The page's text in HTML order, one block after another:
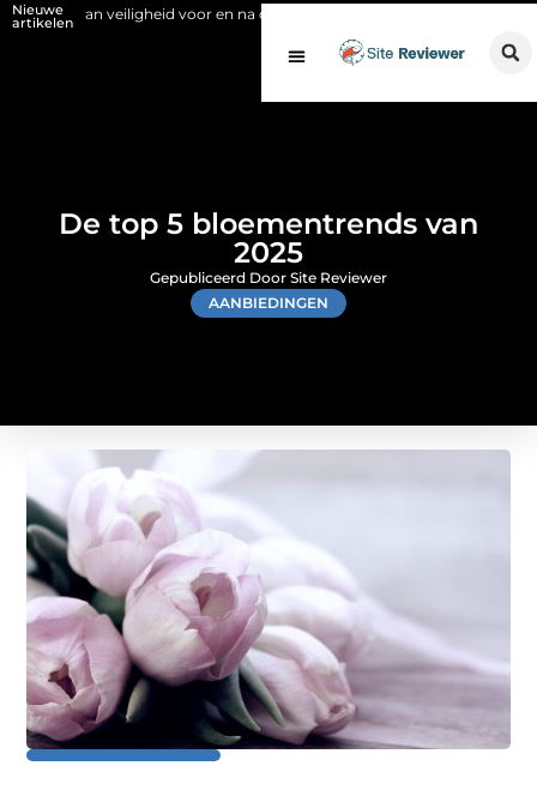
Nieuwe
artikelen
veiligheid voor en na de SCIOS-keuring van de stookinstallatie
De top 5 bloementrends van
2025
AANBIEDINGEN
Gepubliceerd Door Site Reviewer